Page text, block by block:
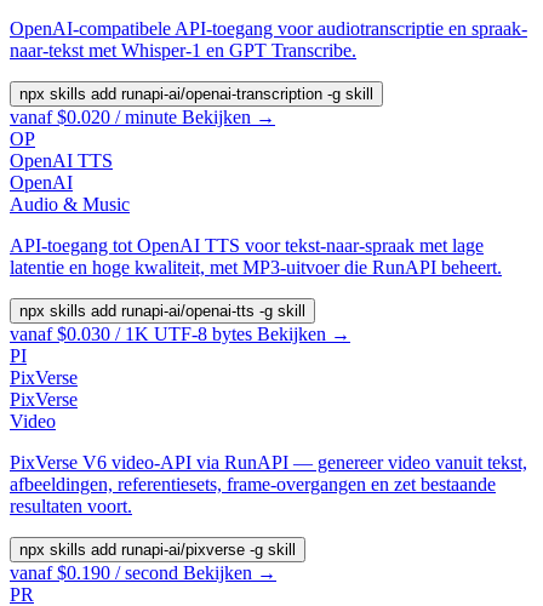
OpenAI-compatibele API-toegang voor audiotranscriptie en spraak-
naar-tekst met Whisper-1 en GPT Transcribe.
npx skills add runapi-ai/openai-transcription -g skill
vanaf $0.020 / minute Bekijken →
OP
OpenAI TTS
OpenAI
Audio & Music
API-toegang tot OpenAI TTS voor tekst-naar-spraak met lage
latentie en hoge kwaliteit, met MP3-uitvoer die RunAPI beheert.
npx skills add runapi-ai/openai-tts -g skill
vanaf $0.030 / 1K UTF-8 bytes Bekijken →
PI
PixVerse
PixVerse
Video
PixVerse V6 video-API via RunAPI — genereer video vanuit tekst,
afbeeldingen, referentiesets, frame-overgangen en zet bestaande
resultaten voort.
npx skills add runapi-ai/pixverse -g skill
vanaf $0.190 / second Bekijken →
PR